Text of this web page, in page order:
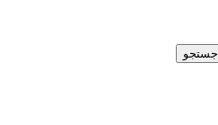
جستجو